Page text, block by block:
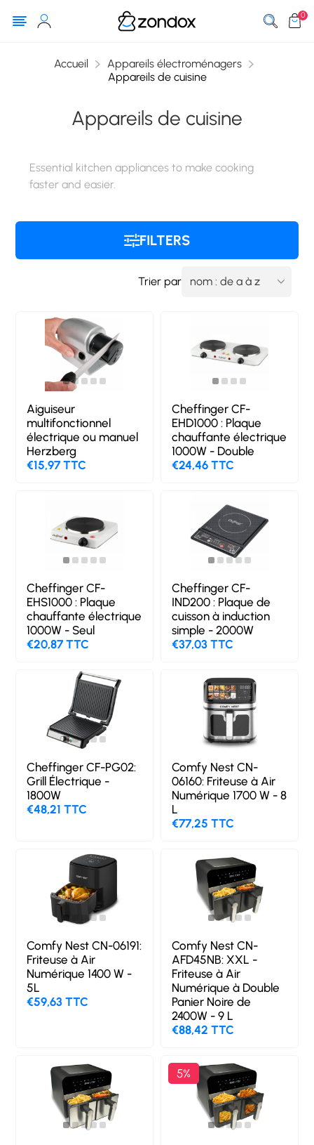
0
Accueil
Appareils électroménagers
Appareils de cuisine
Appareils de cuisine
Essential kitchen appliances to make cooking
faster and easier.
FILTERS
Trier par
Aiguiseur
multifonctionnel
électrique ou manuel
Herzberg
€15,97 TTC
Cheffinger CF-
EHD1000 : Plaque
chauffante électrique
1000W - Double
€24,46 TTC
Cheffinger CF-
EHS1000 : Plaque
chauffante électrique
1000W - Seul
€20,87 TTC
Cheffinger CF-
IND200 : Plaque de
cuisson à induction
simple - 2000W
€37,03 TTC
Cheffinger CF-PG02:
Grill Électrique -
1800W
€48,21 TTC
Comfy Nest CN-
06160: Friteuse à Air
Numérique 1700 W - 8
L
€77,25 TTC
Comfy Nest CN-06191:
Friteuse à Air
Numérique 1400 W -
5L
€59,63 TTC
Comfy Nest CN-
AFD45NB: XXL -
Friteuse à Air
Numérique à Double
Panier Noire de
2400W - 9 L
€88,42 TTC
5%